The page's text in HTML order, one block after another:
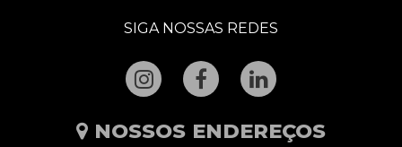
SIGA NOSSAS REDES
NOSSOS ENDEREÇOS